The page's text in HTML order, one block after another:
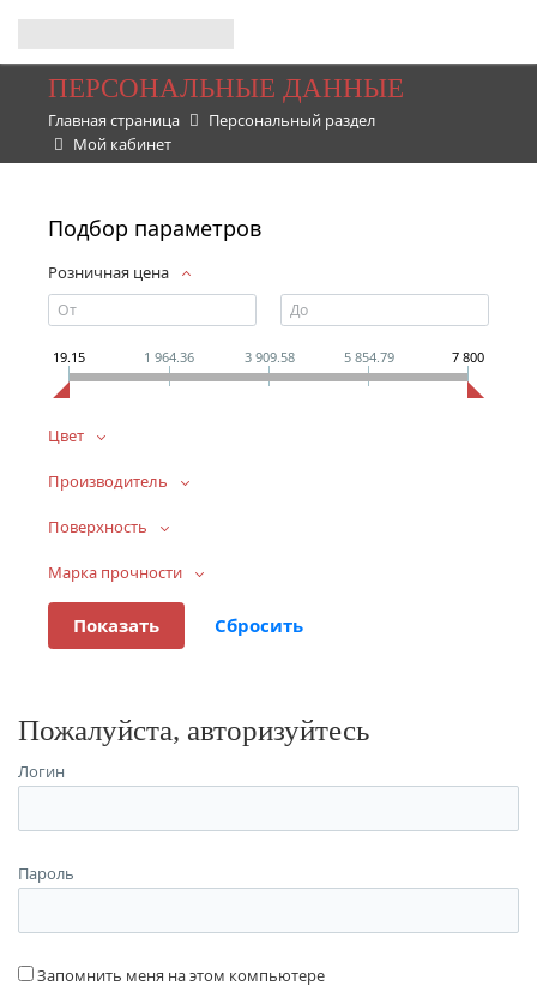
ПЕРСОНАЛЬНЫЕ ДАННЫЕ
Главная страница
Персональный раздел
Мой кабинет
Подбор параметров
Розничная цена
19.15 1 964.36 3 909.58 5 854.79 7 800
Цвет
Производитель
Поверхность
Марка прочности
Пожалуйста, авторизуйтесь
Логин
Пароль
Запомнить меня на этом компьютере